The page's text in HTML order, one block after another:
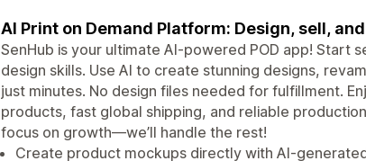
AI Print on Demand Platform: Design, sell,
SenHub is your ultimate AI-powered POD app!
design skills. Use AI to create stunning designs,
just minutes. No design files needed for fulfillment.
products, fast global shipping, and reliable
focus on growth—we’ll handle the rest!
Create product mockups directly with AI-